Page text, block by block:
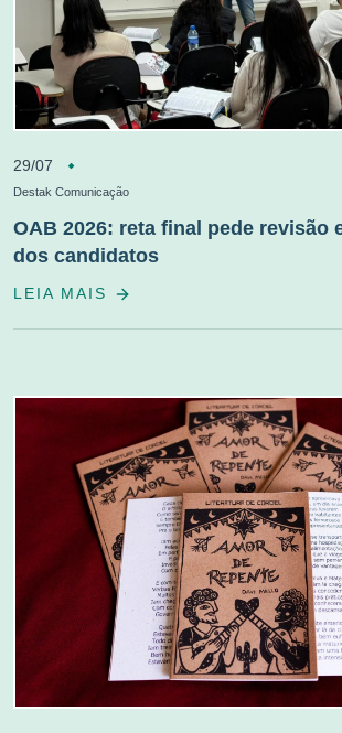
29/07
Destak Comunicação
OAB 2026: reta final pede revisão
dos candidatos
LEIA MAIS